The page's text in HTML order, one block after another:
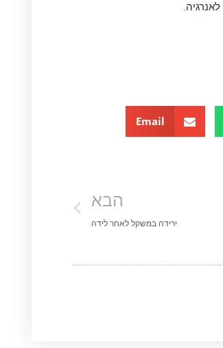
Email
הבא
ירידה במשקל לאחר לידה